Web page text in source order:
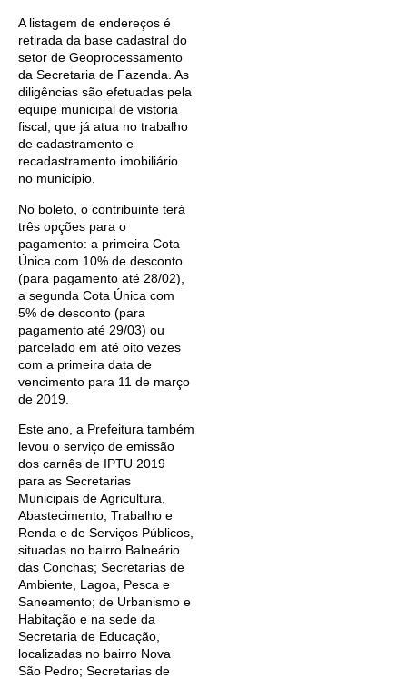
A listagem de endereços é
retirada da base cadastral do
setor de Geoprocessamento
da Secretaria de Fazenda. As
diligências são efetuadas pela
equipe municipal de vistoria
fiscal, que já atua no trabalho
de cadastramento e
recadastramento imobiliário
no município.
No boleto, o contribuinte terá
três opções para o
pagamento: a primeira Cota
Única com 10% de desconto
(para pagamento até 28/02),
a segunda Cota Única com
5% de desconto (para
pagamento até 29/03) ou
parcelado em até oito vezes
com a primeira data de
vencimento para 11 de março
de 2019.
Este ano, a Prefeitura também
levou o serviço de emissão
dos carnês de IPTU 2019
para as Secretarias
Municipais de Agricultura,
Abastecimento, Trabalho e
Renda e de Serviços Públicos,
situadas no bairro Balneário
das Conchas; Secretarias de
Ambiente, Lagoa, Pesca e
Saneamento; de Urbanismo e
Habitação e na sede da
Secretaria de Educação,
localizadas no bairro Nova
São Pedro; Secretarias de